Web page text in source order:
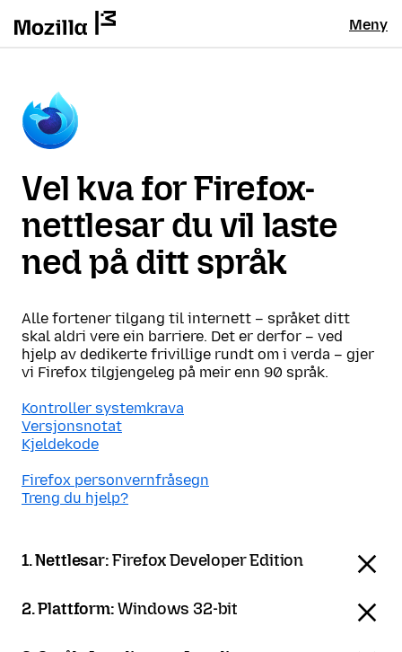
Meny
Vel kva for Firefox-
nettlesar du vil laste
ned på ditt språk
Alle fortener tilgang til internett – språket ditt
skal aldri vere ein barriere. Det er derfor – ved
hjelp av dedikerte frivillige rundt om i verda – gjer
vi Firefox tilgjengeleg på meir enn 90 språk.
Kontroller systemkrava
Versjonsnotat
Kjeldekode
Firefox personvernfråsegn
Treng du hjelp?
1. Nettlesar:Firefox Developer Edition
2. Plattform:Windows 32-bit